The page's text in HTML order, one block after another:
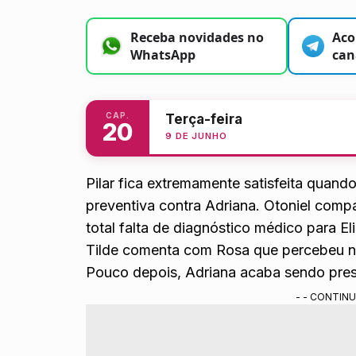
Receba novidades no
WhatsApp
CAP.
20 Terça-feira
9 DE JUNHO
Pilar fica extremamente satisfeita
preventiva contra Adriana. Otoniel
total falta de diagnóstico médico para
Tilde comenta com Rosa que percebeu
Pouco depois, Adriana acaba sendo
- -